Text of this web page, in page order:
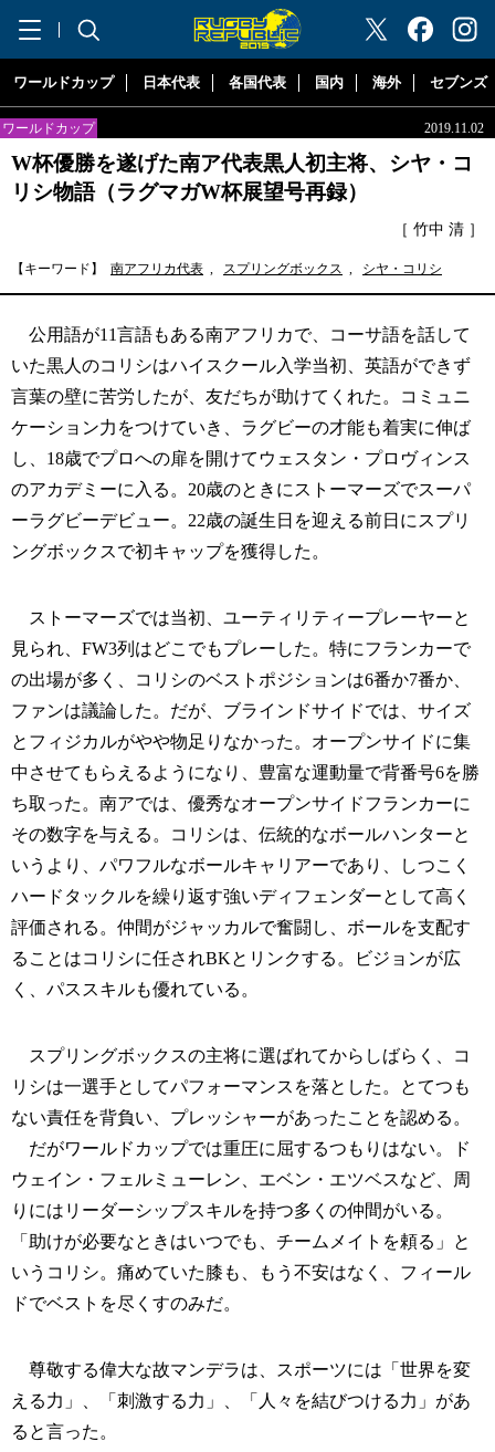
"ラグビーリパブリック"
ワールドカップ 日本代表 各国代表 国内 海外 セブンズ
ワールドカップ 2019.11.02
W杯優勝を遂げた南ア代表黒人初主将、シヤ・コ
リシ物語（ラグマガW杯展望号再録）
［ 竹中 清 ］
【キーワード】 南アフリカ代表 , スプリングボックス , シヤ・コリシ
公用語が11言語もある南アフリカで、コーサ語を話して
いた黒人のコリシはハイスクール入学当初、英語ができず
言葉の壁に苦労したが、友だちが助けてくれた。コミュニ
ケーション力をつけていき、ラグビーの才能も着実に伸ば
し、18歳でプロへの扉を開けてウェスタン・プロヴィンス
のアカデミーに入る。20歳のときにストーマーズでスーパ
ーラグビーデビュー。22歳の誕生日を迎える前日にスプリ
ングボックスで初キャップを獲得した。
ストーマーズでは当初、ユーティリティープレーヤーと
見られ、FW3列はどこでもプレーした。特にフランカーで
の出場が多く、コリシのベストポジションは6番か7番か、
ファンは議論した。だが、ブラインドサイドでは、サイズ
とフィジカルがやや物足りなかった。オープンサイドに集
中させてもらえるようになり、豊富な運動量で背番号6を勝
ち取った。南アでは、優秀なオープンサイドフランカーに
その数字を与える。コリシは、伝統的なボールハンターと
いうより、パワフルなボールキャリアーであり、しつこく
ハードタックルを繰り返す強いディフェンダーとして高く
評価される。仲間がジャッカルで奮闘し、ボールを支配す
ることはコリシに任されBKとリンクする。ビジョンが広
く、パススキルも優れている。
スプリングボックスの主将に選ばれてからしばらく、コ
リシは一選手としてパフォーマンスを落とした。とてつも
ない責任を背負い、プレッシャーがあったことを認める。
だがワールドカップでは重圧に屈するつもりはない。ド
ウェイン・フェルミューレン、エベン・エツベスなど、周
りにはリーダーシップスキルを持つ多くの仲間がいる。
「助けが必要なときはいつでも、チームメイトを頼る」と
いうコリシ。痛めていた膝も、もう不安はなく、フィール
ドでベストを尽くすのみだ。
尊敬する偉大な故マンデラは、スポーツには「世界を変
える力」、「刺激する力」、「人々を結びつける力」があ
ると言った。